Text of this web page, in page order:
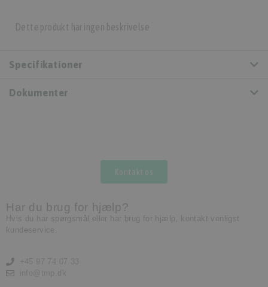
Dette produkt har ingen beskrivelse
Specifikationer
Dokumenter
Kontakt os
Har du brug for hjælp?
Hvis du har spørgsmål eller har brug for hjælp, kontakt venligst
kundeservice.